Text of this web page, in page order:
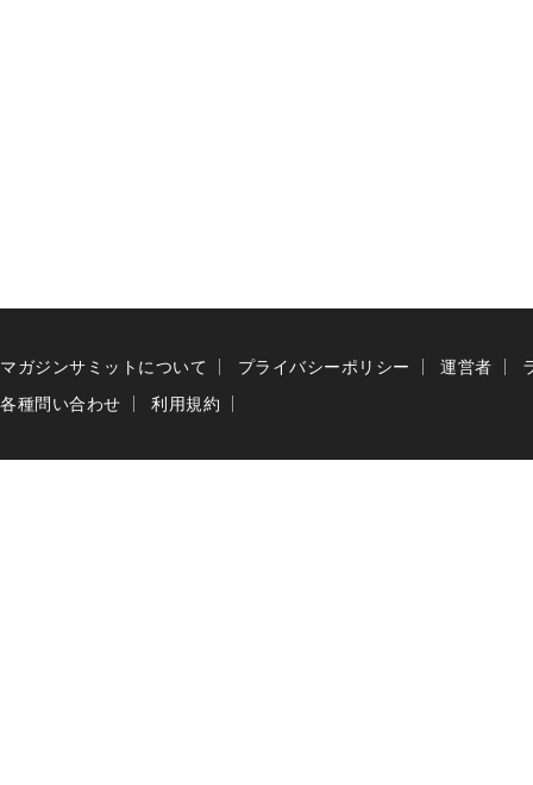
マガジンサミットについて プライバシーポリシー 運営者
各種問い合わせ
利用規約